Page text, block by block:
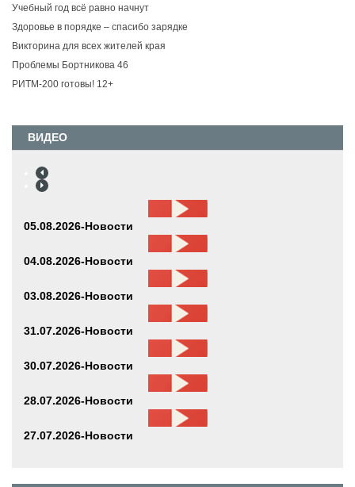
Учебный год всё равно начнут
Здоровье в порядке – спасибо зарядке
Викторина для всех жителей края
Проблемы Бортникова 46
РИТМ-200 готовы! 12+
ВИДЕО
05.08.2026-Новости
04.08.2026-Новости
03.08.2026-Новости
31.07.2026-Новости
30.07.2026-Новости
28.07.2026-Новости
27.07.2026-Новости